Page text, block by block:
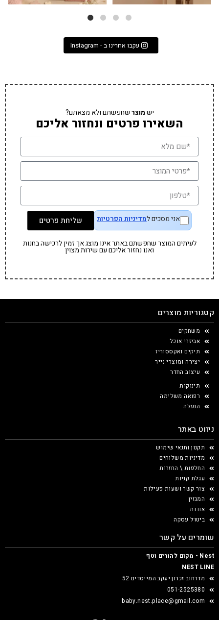
עקבו אחרינו ב - Instagram
ישמוצרשחפשתם ולא מצאתם?
השאירו פרטים ונחזור אליכם
אני מסכים למדיניות הפרטיות שליחת פרטים
לעיתים המוצר שחפשתם באתר אינו מוצג אך זמין לרכישה בחנות
ואנו נחזור אליכם עם שירות מצוין
קטגוריות מוצרים
משחקים
אביזרי אוכל
תיקים ואקססוריז
יצירה ומוצרי נייר
עיצוב החדר
תינוקות
רפואה משלימה
הנעלה
ניווט באתר
תקנון ותנאי שימוש
מדיניות משלוחים
החלפות \ החזרות
עגלת קניות
צור קשר ושעות פעילות
המגזין
אודות
ביטול עסקה
שומרים על קשר
Nest - מקום להורים וטף
NEST LINE
מדרחוב זכרון יעקב המייסדים 52
051-2525380
baby.nest.place@gmail.com